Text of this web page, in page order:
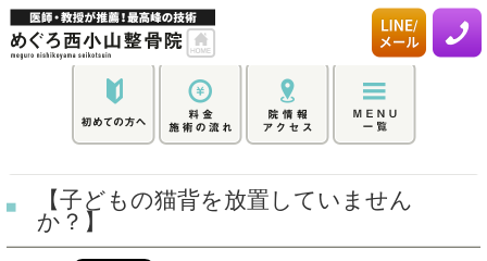
【子どもの猫背を放置していません
か？】